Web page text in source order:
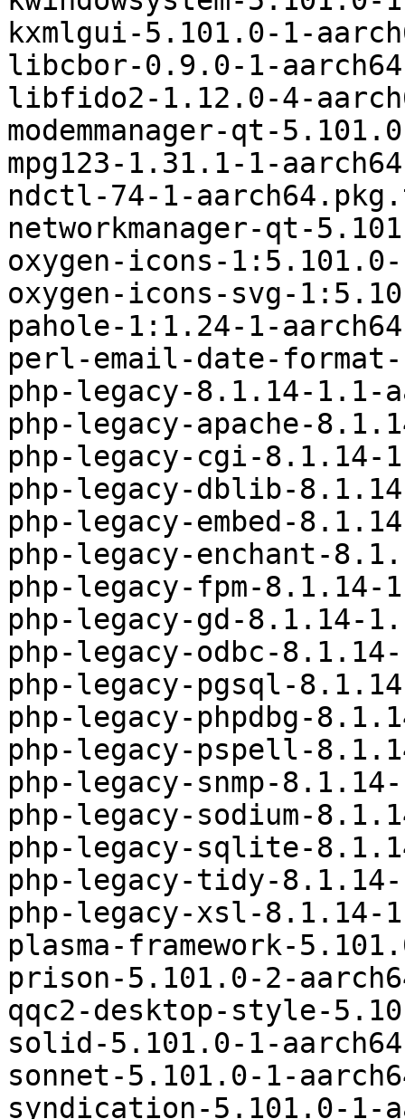
kxmlgui-5.101.0-1-
libcbor-0.9.0-1-
libfido2-1.12.0-4-
modemmanager-qt-
mpg123-1.31.1-1-
ndctl-74-1-
networkmanager-qt-
oxygen-icons-
oxygen-icons-svg-
pahole-1:1.24-1-
perl-email-date-
php-legacy-8.1.14-1.1-
php-legacy-apache-
php-legacy-cgi-8.1.14-
php-legacy-dblib-
php-legacy-embed-
php-legacy-enchant-
php-legacy-fpm-
php-legacy-gd-8.1.14-
php-legacy-odbc-
php-legacy-pgsql-
php-legacy-phpdbg-
php-legacy-pspell-
php-legacy-snmp-
php-legacy-sodium-
php-legacy-sqlite-
php-legacy-tidy-
php-legacy-xsl-8.1.14-
plasma-framework-
prison-5.101.0-2-
qqc2-desktop-style-
solid-5.101.0-1-
sonnet-5.101.0-1-
syndication-5.101.0-1-